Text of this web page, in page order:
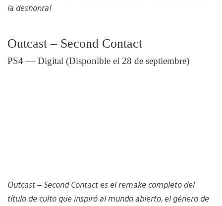
la deshonra!
Outcast – Second Contact
PS4 — Digital (Disponible el 28 de septiembre)
Outcast – Second Contact es el remake completo del
título de culto que inspiró al mundo abierto, el género de